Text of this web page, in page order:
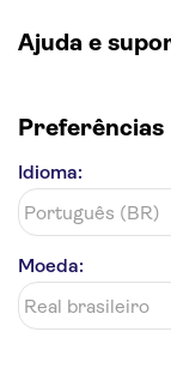
Norðurey
Pick up
Lækjargata
Ajuda e
Preferências
Idioma:
Moeda: